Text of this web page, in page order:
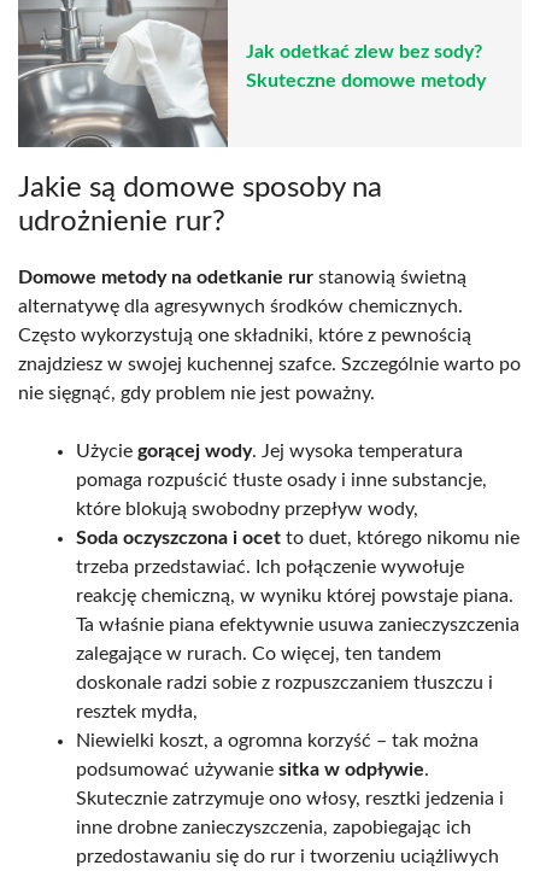
Jak odetkać zlew bez sody?
Skuteczne domowe metody
Jakie są domowe sposoby na
udrożnienie rur?
Domowe metody na odetkanie rur stanowią świetną
alternatywę dla agresywnych środków chemicznych.
Często wykorzystują one składniki, które z pewnością
znajdziesz w swojej kuchennej szafce. Szczególnie warto po
nie sięgnąć, gdy problem nie jest poważny.
Użycie gorącej wody. Jej wysoka temperatura
pomaga rozpuścić tłuste osady i inne substancje,
które blokują swobodny przepływ wody,
Soda oczyszczona i ocet to duet, którego nikomu nie
trzeba przedstawiać. Ich połączenie wywołuje
reakcję chemiczną, w wyniku której powstaje piana.
Ta właśnie piana efektywnie usuwa zanieczyszczenia
zalegające w rurach. Co więcej, ten tandem
doskonale radzi sobie z rozpuszczaniem tłuszczu i
resztek mydła,
Niewielki koszt, a ogromna korzyść – tak można
podsumować używanie sitka w odpływie.
Skutecznie zatrzymuje ono włosy, resztki jedzenia i
inne drobne zanieczyszczenia, zapobiegając ich
przedostawaniu się do rur i tworzeniu uciążliwych